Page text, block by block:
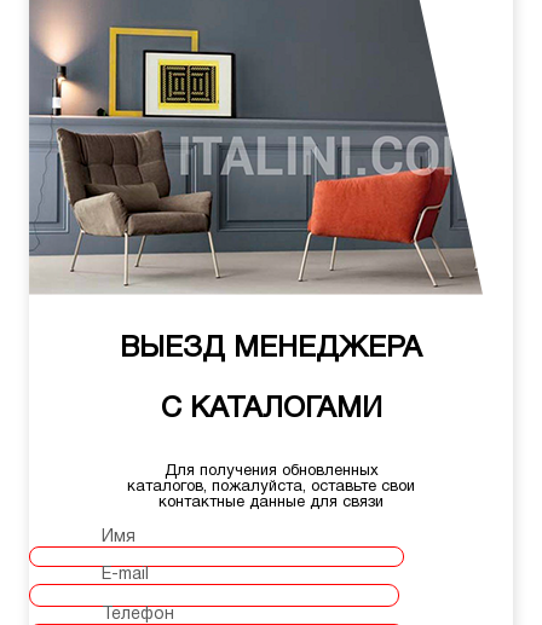
ВЫЕЗД МЕНЕДЖЕРА
С КАТАЛОГАМИ
Для получения обновленных
каталогов, пожалуйста, оставьте свои
контактные данные для связи
Имя
E-mail
Телефон